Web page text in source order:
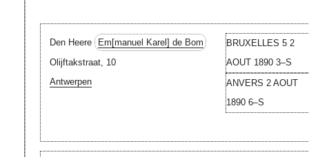
BRUXELLES 5 2
AOUT 1890 3–S
ANVERS 2 AOUT
1890 6–S
Den Heere Em[manuel Karel] de Bom
Olijftakstraat, 10
Antwerpen